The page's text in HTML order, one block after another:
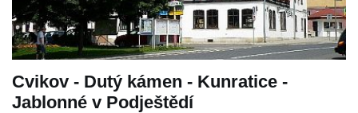
Cvikov - Dutý kámen - Kunratice -
Jablonné v Podještědí